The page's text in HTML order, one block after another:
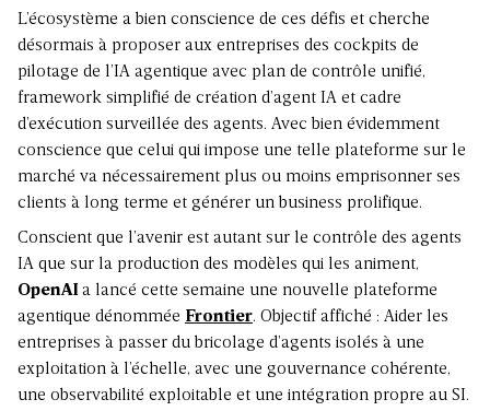
L’écosystème a bien conscience de ces défis et cherche
désormais à proposer aux entreprises des cockpits de
pilotage de l’IA agentique avec plan de contrôle unifié,
framework simplifié de création d’agent IA et cadre
d’exécution surveillée des agents. Avec bien évidemment
conscience que celui qui impose une telle plateforme sur le
marché va nécessairement plus ou moins emprisonner ses
clients à long terme et générer un business prolifique.
Conscient que l’avenir est autant sur le contrôle des agents
IA que sur la production des modèles qui les animent,
OpenAIa lancé cette semaine une nouvelle plateforme
agentique dénommée Frontier. Objectif affiché : Aider les
entreprises à passer du bricolage d’agents isolés à une
exploitation à l’échelle, avec une gouvernance cohérente,
une observabilité exploitable et une intégration propre au SI.